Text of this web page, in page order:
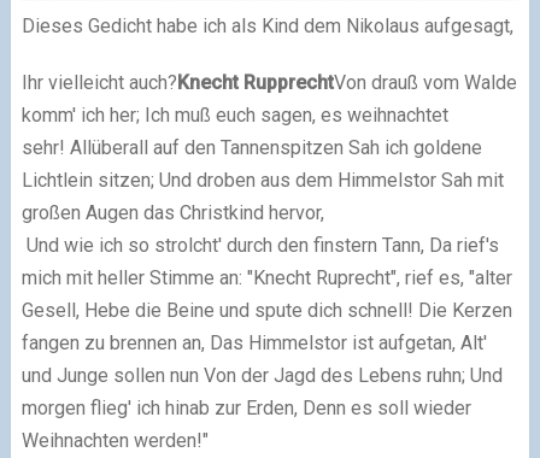
Dieses Gedicht habe ich als Kind dem Nikolaus aufgesagt,
Ihr vielleicht auch?Knecht RupprechtVon drauß vom Walde
komm' ich her; Ich muß euch sagen, es weihnachtet
sehr! Allüberall auf den Tannenspitzen Sah ich goldene
Lichtlein sitzen; Und droben aus dem Himmelstor Sah mit
großen Augen das Christkind hervor,
Und wie ich so strolcht' durch den finstern Tann, Da rief's
mich mit heller Stimme an: "Knecht Ruprecht", rief es, "alter
Gesell, Hebe die Beine und spute dich schnell! Die Kerzen
fangen zu brennen an, Das Himmelstor ist aufgetan, Alt'
und Junge sollen nun Von der Jagd des Lebens ruhn; Und
morgen flieg' ich hinab zur Erden, Denn es soll wieder
Weihnachten werden!"